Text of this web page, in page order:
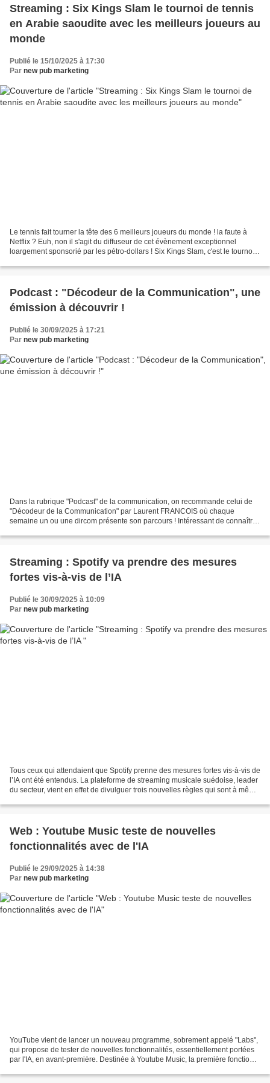
Streaming : Six Kings Slam le tournoi de tennis
en Arabie saoudite avec les meilleurs joueurs au
monde
Publié le 15/10/2025 à 17:30
Par new pub marketing
Le tennis fait tourner la tête des 6 meilleurs joueurs du monde ! la faute à
Netflix ? Euh, non il s'agit du diffuseur de cet évènement exceptionnel
loargement sponsorié par les pétro-dollars ! Six Kings Slam, c'est le tournoi
Podcast : "Décodeur de la Communication", une
émission à découvrir !
Publié le 30/09/2025 à 17:21
Par new pub marketing
Dans la rubrique "Podcast" de la communication, on recommande celui de
"Décodeur de la Communication" par Laurent FRANCOIS où chaque
semaine un ou une dircom présente son parcours ! Intéressant de connaître
Streaming : Spotify va prendre des mesures
fortes vis-à-vis de l’IA
Publié le 30/09/2025 à 10:09
Par new pub marketing
Tous ceux qui attendaient que Spotify prenne des mesures fortes vis-à-vis de
l’IA ont été entendus. La plateforme de streaming musicale suédoise, leader
du secteur, vient en effet de divulguer trois nouvelles règles qui sont à même
Web : Youtube Music teste de nouvelles
fonctionnalités avec de l'IA
Publié le 29/09/2025 à 14:38
Par new pub marketing
YouTube vient de lancer un nouveau programme, sobrement appelé "Labs",
qui propose de tester de nouvelles fonctionnalités, essentiellement portées
par l'IA, en avant-première. Destinée à Youtube Music, la première fonction